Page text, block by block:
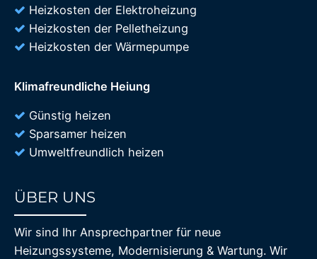
Heizkosten der Elektroheizung
Heizkosten der Pelletheizung
Heizkosten der Wärmepumpe
Klimafreundliche Heiung
Günstig heizen
Sparsamer heizen
Umweltfreundlich heizen
ÜBER UNS
Wir sind Ihr Ansprechpartner für neue
Heizungssysteme, Modernisierung & Wartung. Wir